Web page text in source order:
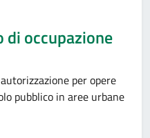
di occupazione
per opere
pubblico in aree urbane